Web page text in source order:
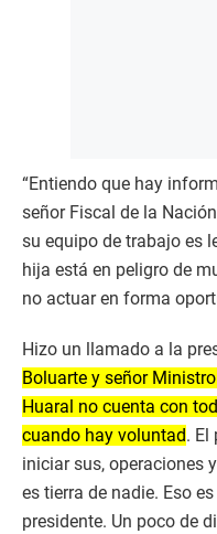
“Entiendo que hay
señor Fiscal de la
su equipo de trabajo es
hija está en peligro de
no actuar en forma
Hizo un llamado a la
Boluarte y señor
Huaral no cuenta con
cuando hay voluntad. El
iniciar sus, operaciones
es tierra de nadie. Eso
presidente. Un poco de